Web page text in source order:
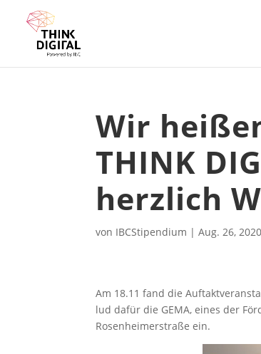
Wir
THINK
herzlich
von IBCStipendium |Aug. 26, 2020
Am 18.11 fand die
lud dafür die GEMA, eines der
Rosenheimerstraße ein.